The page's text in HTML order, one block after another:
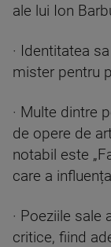
ale lui Ion
· Identitatea
mister pentru
· Multe dintre
de opere de
notabil este
care a
· Poeziile sale
critice, fiind